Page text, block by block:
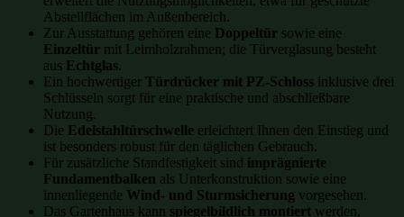
Abstellflächen im Außenbereich.
Zur Ausstattung gehören eine Doppeltür sowie eine
Einzeltür mit Leimholzrahmen; die Türverglasung besteht
aus Echtglas.
Ein hochwertiger Türdrücker mit PZ-Schloss inklusive drei
Schlüsseln sorgt für eine praktische und abschließbare
Nutzung.
Die Edelstahltürschwelle erleichtert Ihnen den Einstieg und
ist besonders robust für den täglichen Gebrauch.
Für zusätzliche Standfestigkeit sind imprägnierte
Fundamentbalken als Unterkonstruktion sowie eine
innenliegende Wind- und Sturmsicherung vorgesehen.
Das Gartenhaus kann spiegelbildlich montiert werden,